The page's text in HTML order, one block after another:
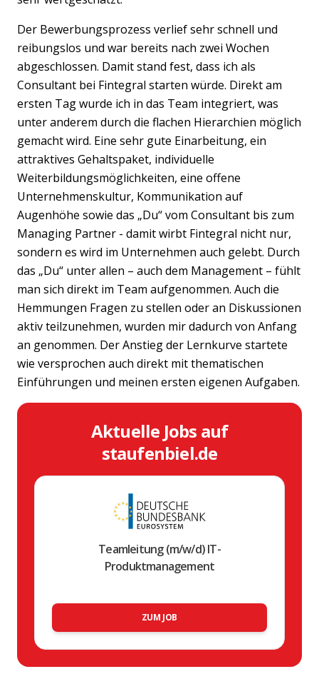
Der Bewerbungsprozess verlief sehr schnell und
reibungslos und war bereits nach zwei Wochen
abgeschlossen. Damit stand fest, dass ich als
Consultant bei Fintegral starten würde. Direkt am
ersten Tag wurde ich in das Team integriert, was
unter anderem durch die flachen Hierarchien möglich
gemacht wird. Eine sehr gute Einarbeitung, ein
attraktives Gehaltspaket, individuelle
Weiterbildungsmöglichkeiten, eine offene
Unternehmenskultur, Kommunikation auf
Augenhöhe sowie das „Du“ vom Consultant bis zum
Managing Partner - damit wirbt Fintegral nicht nur,
sondern es wird im Unternehmen auch gelebt. Durch
das „Du“ unter allen – auch dem Management – fühlt
man sich direkt im Team aufgenommen. Auch die
Hemmungen Fragen zu stellen oder an Diskussionen
aktiv teilzunehmen, wurden mir dadurch von Anfang
an genommen. Der Anstieg der Lernkurve startete
wie versprochen auch direkt mit thematischen
Einführungen und meinen ersten eigenen Aufgaben.
Aktuelle Jobs auf
staufenbiel.de
Teamleitung (m/w/d) IT-
Produktmanagement
ZUM JOB